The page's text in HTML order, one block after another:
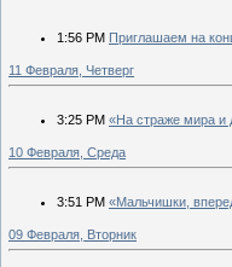
1:56 PM Приглашаем на
11 Февраля, Четверг
3:25 PM «На страже мира и
10 Февраля, Среда
3:51 PM «Мальчишки,
09 Февраля, Вторник